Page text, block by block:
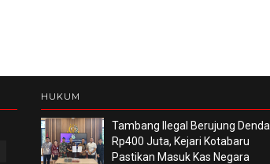
HUKUM
Tambang Ilegal Berujung Denda
Rp400 Juta, Kejari Kotabaru
Pastikan Masuk Kas Negara